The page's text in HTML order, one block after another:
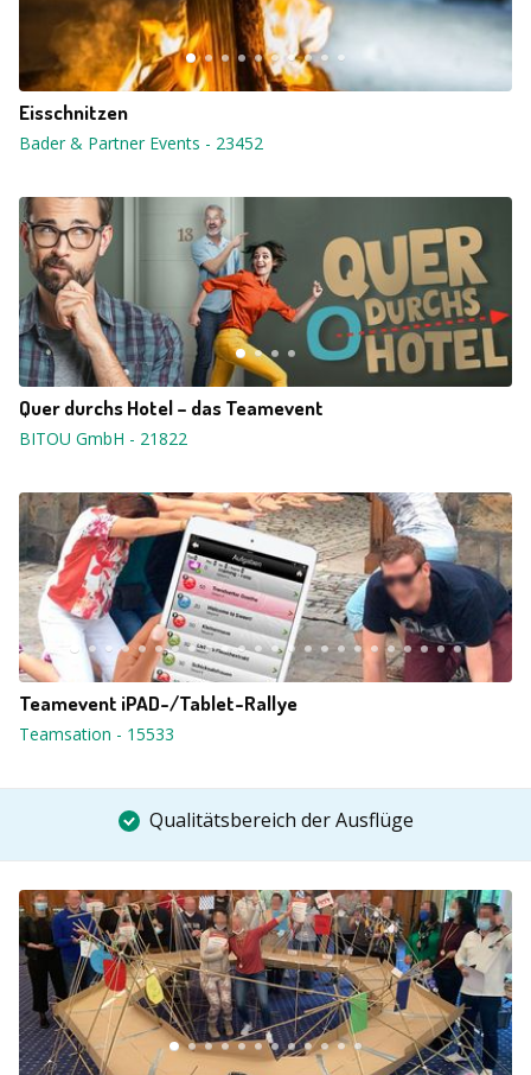
Eisschnitzen
Bader & Partner Events - 23452
Quer durchs Hotel – das Teamevent
BITOU GmbH - 21822
Teamevent iPAD-/Tablet-Rallye
Teamsation - 15533
Qualitätsbereich der Ausflüge